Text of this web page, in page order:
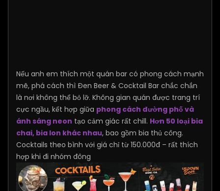
Nếu anh em thích một quán bar có phong cách mạnh
mẽ, phá cách thì Đen Beer & Cocktail Bar chắc chắn
là nơi không thể bỏ lỡ. Không gian quán được trang trí
cực ngầu, kết hợp giữa phong cách đường phố và
ánh sáng neon tạo cảm giác rất chill. Hơn 50 loại bia
chai, bia lon khác nhau, bao gồm bia thủ công.
Cocktails theo bình với giá chỉ từ 150.000đ – rất thích
hợp khi đi nhóm đông